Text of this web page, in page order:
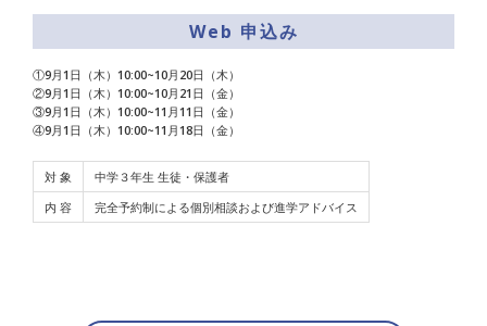
Web 申込み
①9月1日（木）10:00~10月20日（木）
②9月1日（木）10:00~10月21日（金）
③9月1日（木）10:00~11月11日（金）
④9月1日（木）10:00~11月18日（金）
対 象
中学３年生 生徒・保護者
内 容
完全予約制による個別相談および進学アドバイス